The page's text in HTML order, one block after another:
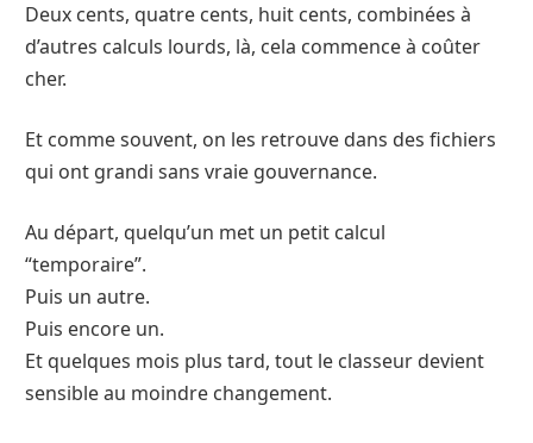
Deux cents, quatre cents, huit cents, combinées à
d’autres calculs lourds, là, cela commence à coûter
cher.
Et comme souvent, on les retrouve dans des fichiers
qui ont grandi sans vraie gouvernance.
Au départ, quelqu’un met un petit calcul
“temporaire”.
Puis un autre.
Puis encore un.
Et quelques mois plus tard, tout le classeur devient
sensible au moindre changement.